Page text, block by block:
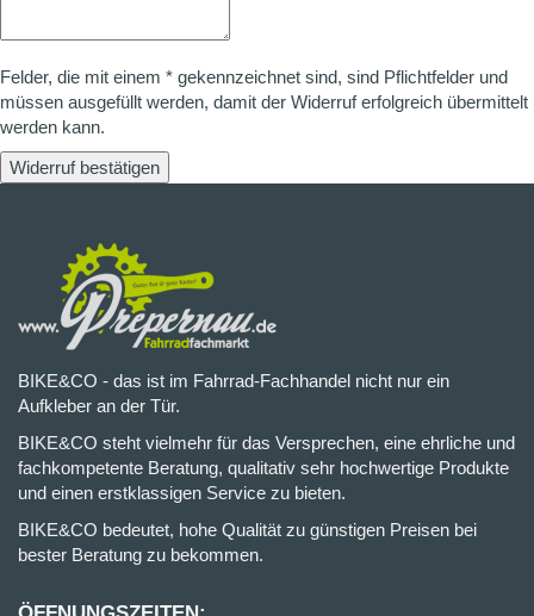
Felder, die mit einem * gekennzeichnet sind, sind Pflichtfelder und
müssen ausgefüllt werden, damit der Widerruf erfolgreich übermittelt
werden kann.
Widerruf bestätigen
BIKE&CO - das ist im Fahrrad-Fachhandel nicht nur ein
Aufkleber an der Tür.
BIKE&CO steht vielmehr für das Versprechen, eine ehrliche und
fachkompetente Beratung, qualitativ sehr hochwertige Produkte
und einen erstklassigen Service zu bieten.
BIKE&CO bedeutet, hohe Qualität zu günstigen Preisen bei
bester Beratung zu bekommen.